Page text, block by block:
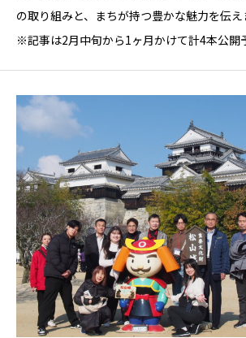
の取り組みと、まちが持つ豊かな魅力を伝え
※記事は2月中旬から1ヶ月かけて計4本公開